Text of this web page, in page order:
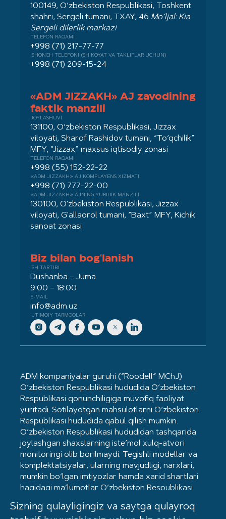
Sizning qulayligingiz va saytga qulayroq
100149, O‘zbekiston Respublikasi, Toshkent
shahri, Sergeli tumani, TXAY, 46 Mo‘ljal: Kia
Sergeli dilerlik markazi
TELEFON RAQAMI
+998 (71) 217-77-77
ISHONCH TELEFONI (SHIKOYAT VA TAKLIFLAR UCHUN)
+998 (71) 209-15-24
«ADM JIZZAKH» AJ zavodining
faktik manzili
JOYLASHUVI
131100, O‘zbekiston Respublikasi, Jizzax
viloyati, Sharof Rashidov tumani, “To‘qchilik”
MFY, “Jizzax” maxsus iqtisodiy zonasi
TELEFON RAQAMI
+998 (55) 152-22-22
«ADM JIZZAKH» AJ KOMPLAYENS XIZMATI
+998 (71) 777-22-00
«ADM JIZZAKH» AJNING YURIDIK MANZILI
130100, O'zbekiston Respublikasi, Jizzax
viloyati, G'allaorol tumani, “Baxt” MFY, Kichik
sanoat zonasi
Biz bilan bog'lanish
ISH TARTIBI
Dushanba – Juma
9:00 – 18:00
E-MAIL
info@adm.uz
IJTIMOIY TARMOQLAR
ADM kompaniyalar guruhi (“Roodell” MChJ)
O‘zbekiston Respublikasi hududida O‘zbekiston
Respublikasi qonunchiligiga muvofiq faoliyat
yuritadi. Sotilayotgan mahsulotlarni O‘zbekiston
Respublikasi hududida qabul qilish mumkin.
O‘zbekiston Respublikasi hududidan tashqarida
joylashgan shaxslarning iste’mol xulq-atvori
monitoringi olib borilmaydi. Tegishli modellar va
komplektatsiyalar, ularning mavjudligi, narxlari,
mumkin bo‘lgan imtiyozlar hamda xarid shartlari
haqidagi ma’lumotlar O‘zbekiston Respublikasi
sertifikatlangan. Ommaviy oferta hisoblanmaydi.